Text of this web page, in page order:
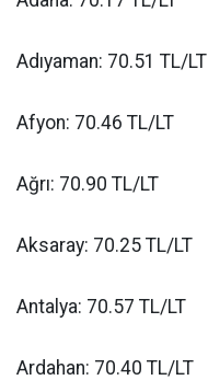
Adıyaman: 70.51 TL/LT
Afyon: 70.46 TL/LT
Ağrı: 70.90 TL/LT
Aksaray: 70.25 TL/LT
Antalya: 70.57 TL/LT
Ardahan: 70.40 TL/LT